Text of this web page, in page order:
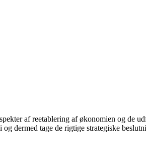
af reetablering af økonomien og de
dermed tage de rigtige strategiske